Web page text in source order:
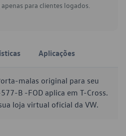
para clientes logados.
Aplicações
malas original para seu
B -FOD aplica em T-Cross.
loja virtual oficial da VW.